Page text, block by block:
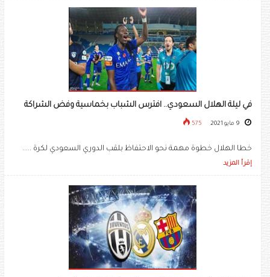
في ليلة الهلال السعودي.. افترس الشباب بخماسية وفض الشراكة
575
خطا الهلال خطوة مهمة نحو الاحتفاظ بلقب الدوري السعودي لكرة .....
إقرأ المزيد